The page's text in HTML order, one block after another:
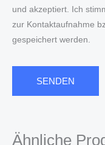
und akzeptiert. Ich
zur Kontaktaufnahme
gespeichert werden.
Ähnliche